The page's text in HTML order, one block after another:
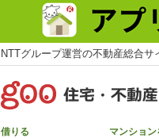
NTTグループ運営の不動産総合サ
借りる マンション